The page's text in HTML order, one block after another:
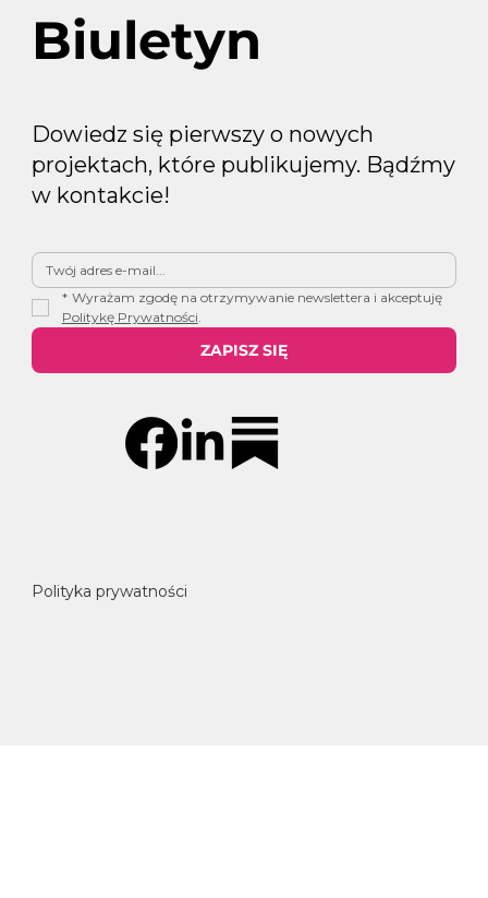
Polityka prywatności
Biuletyn
Dowiedz się pierwszy o nowych
projektach, które publikujemy. Bądźmy
w kontakcie!
*
Wyrażam zgodę na otrzymywanie newslettera i akceptuję
Politykę Prywatności.
ZAPISZ SIĘ